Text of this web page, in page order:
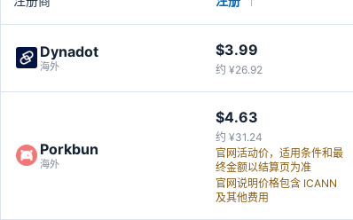
Dynadot
海外
$3.99
约 ¥26.92
Porkbun
海外
$4.63
约 ¥31.24
官网活动价，适用条件和最
终金额以结算页为准
官网说明价格包含 ICANN
及其他费用